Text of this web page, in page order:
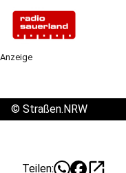
Anzeige
© Straßen.NRW
Teilen: